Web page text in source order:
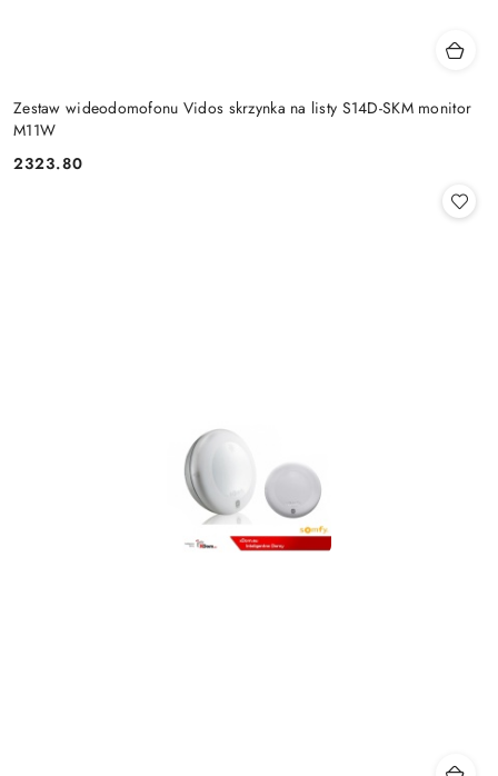
Zestaw wideodomofonu Vidos skrzynka na listy S14D-SKM monitor
M11W
Cena:
2323.80